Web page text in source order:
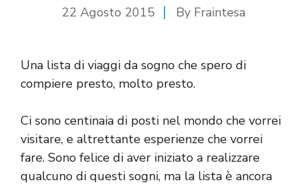
22 Agosto 2015 By Fraintesa
Una lista di viaggi da sogno che spero di
compiere presto, molto presto.
Ci sono centinaia di posti nel mondo che vorrei
visitare, e altrettante esperienze che vorrei
fare. Sono felice di aver iniziato a realizzare
qualcuno di questi sogni, ma la lista è ancora